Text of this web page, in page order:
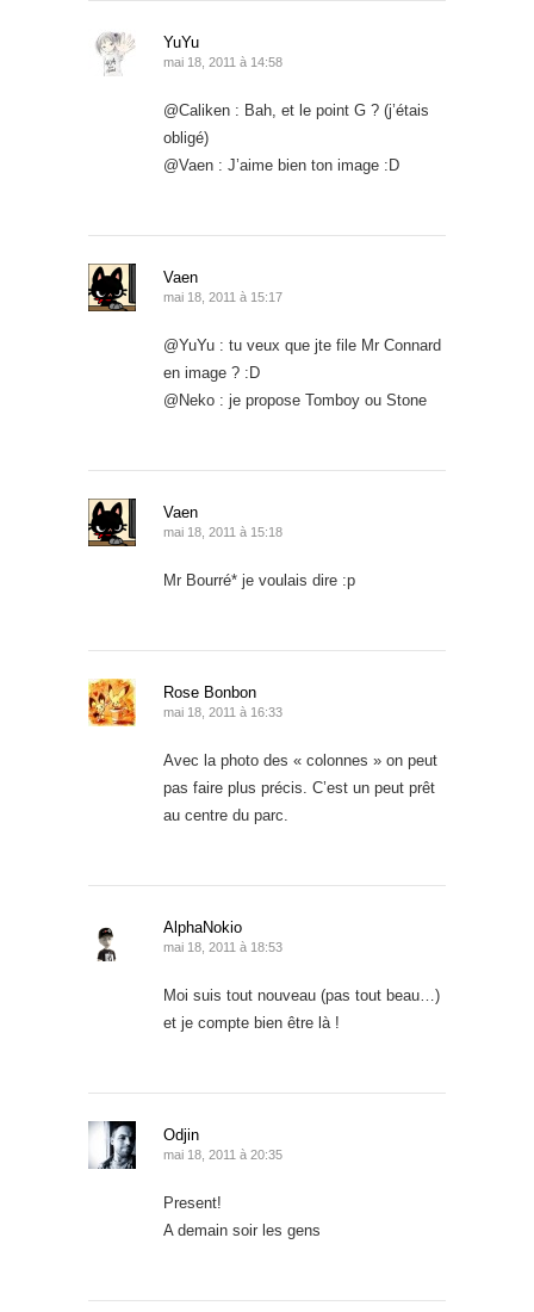
YuYu
mai 18, 2011 à 14:58
@Caliken : Bah, et le point G ? (j’étais
obligé)
@Vaen : J’aime bien ton image :D
Vaen
mai 18, 2011 à 15:17
@YuYu : tu veux que jte file Mr Connard
en image ? :D
@Neko : je propose Tomboy ou Stone
Vaen
mai 18, 2011 à 15:18
Mr Bourré* je voulais dire :p
Rose Bonbon
mai 18, 2011 à 16:33
Avec la photo des « colonnes » on peut
pas faire plus précis. C’est un peut prêt
au centre du parc.
AlphaNokio
mai 18, 2011 à 18:53
Moi suis tout nouveau (pas tout beau…)
et je compte bien être là !
Odjin
mai 18, 2011 à 20:35
Present!
A demain soir les gens